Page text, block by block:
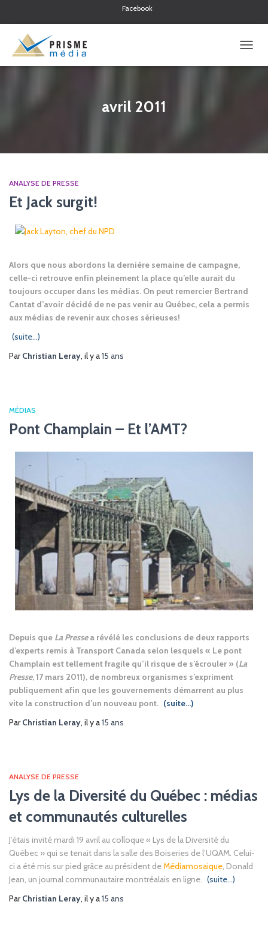
Facebook
LA
avril 2011
ANALYSE DE PRESSE
Et Jack surgit!
Alors que nous abordons la dernière semaine de campagne,
celle-ci retrouve enfin pleinement la place qu’elle aurait du
toujours occuper dans les médias. On peut remercier Bertrand
Cantat d’avoir décidé de ne pas venir au Québec, cela a permis
aux médias de revenir aux choses sérieuses!
(suite…)
ParChristian Leray, il y a15 ans
MÉDIAS
Pont Champlain – Et l’AMT?
Depuis que La Pressea révélé les conclusions de deux rapports
d’experts remis à Transport Canada selon lesquels « Le pont
Champlain est tellement fragile qu’il risque de s’écrouler » (La
Presse, 17 mars 2011), de nombreux organismes s’expriment
publiquement afin que les gouvernements démarrent au plus
vite la construction d’un nouveau pont. (suite…)
ParChristian Leray, il y a15 ans
ANALYSE DE PRESSE
Lys de la Diversité du Québec : médias
et communautés culturelles
J’étais invité mardi 19 avril au colloque « Lys de la Diversité du
Québec » qui se tenait dans la salle des Boiseries de l’UQAM. Celui-
ci a été mis sur pied grâce au président deMédiamosaique, Donald
Jean, un journal communautaire montréalais en ligne. (suite…)
ParChristian Leray, il y a15 ans